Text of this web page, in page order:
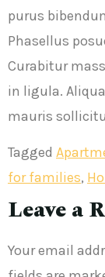
purus
Phasellus
Curabitur
in ligula.
mauris
Tagged
for families,
Leave a
Your email